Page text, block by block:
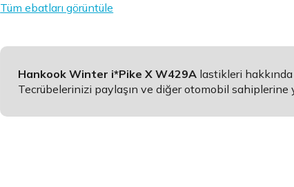
Tüm ebatları görüntüle
Hankook Winter i*Pike X W429A lastikleri
Tecrübelerinizi paylaşın ve diğer otomobil sahiplerine